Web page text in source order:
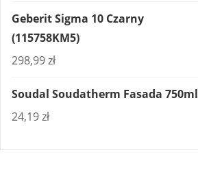
Geberit Sigma 10 Czarny
(115758KM5)
298,99zł
Soudal Soudatherm Fasada 750ml
24,19zł